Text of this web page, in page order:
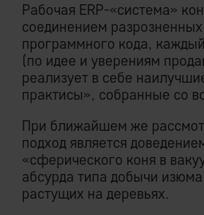
Рабочая ERP-«система»
соединением разрозненных
программного кода,
(по идее и уверениям
реализует в себе
практисы», собранные со
При ближайшем же
подход является
«сферического коня в
абсурда типа добычи изюма
растущих на деревьях.